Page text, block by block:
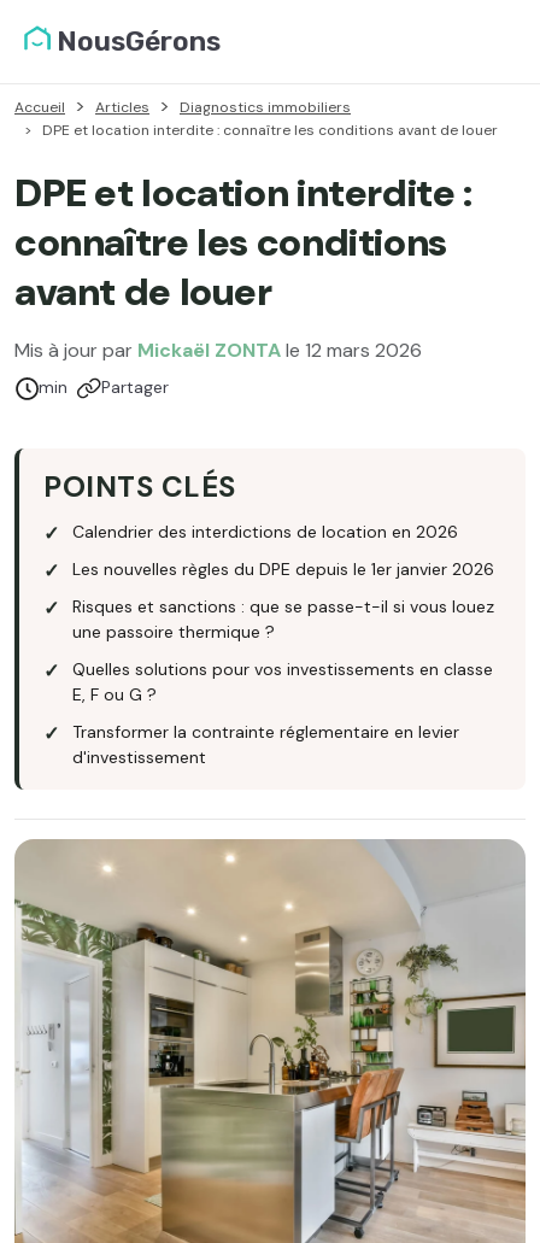
NousGérons
Accueil Articles
Diagnostics immobiliers
DPE et location interdite : connaître les conditions avant de louer
DPE et location interdite :
connaître les conditions
avant de louer
Mis à jour par Mickaël ZONTAle 12 mars 2026
Temps de lecture :
min Partager
POINTS CLÉS
Calendrier des interdictions de location en 2026
Les nouvelles règles du DPE depuis le 1er janvier 2026
Risques et sanctions : que se passe-t-il si vous louez
une passoire thermique ?
Quelles solutions pour vos investissements en classe
E, F ou G ?
Transformer la contrainte réglementaire en levier
d'investissement